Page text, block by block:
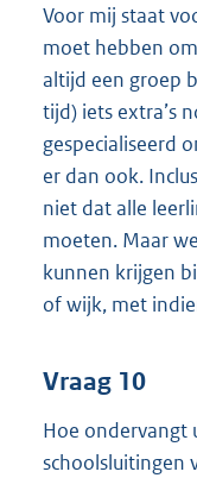
Voor mij staat
moet hebben
altijd een groep
tijd) iets extra’s
gespecialiseerd
er dan ook.
niet dat alle
moeten. Maar
kunnen krijgen
of wijk, met
Vraag 10
Hoe ondervangt
schoolsluitingen